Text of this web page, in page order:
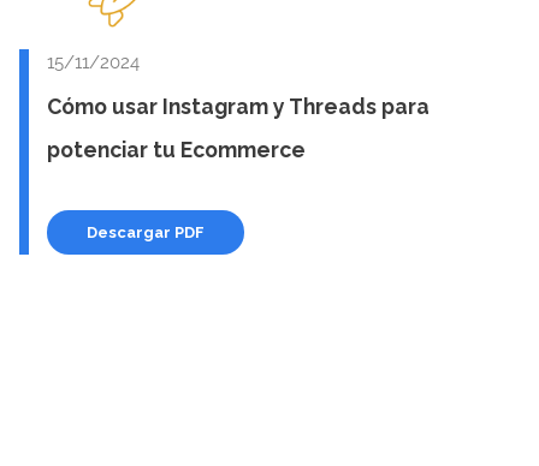
15/11/2024
Cómo usar Instagram y Threads para
potenciar tu Ecommerce
Descargar PDF